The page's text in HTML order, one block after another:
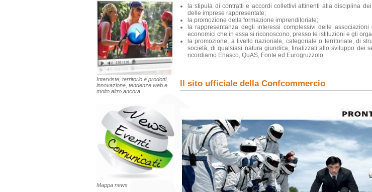
Interviste, territorio e prodotti,
innovazione, tendenze web e
molto altro ancora
Mappa news
la stipula di contratti e accordi collettivi attinenti alla disciplina
delle imprese rappresentate;
la promozione della formazione imprenditoriale;
la rappresentanza degli interessi complessivi delle
economici che in essa si riconoscono, presso le istituzioni e gli
la promozione, a livello nazionale, categoriale o territoriale, di
società, di qualsiasi natura giuridica, finalizzati allo sviluppo dei
ricordiamo Enasco, QuAS, Fonte ed Eurogruzzolo.
Il sito ufficiale della Confcommercio